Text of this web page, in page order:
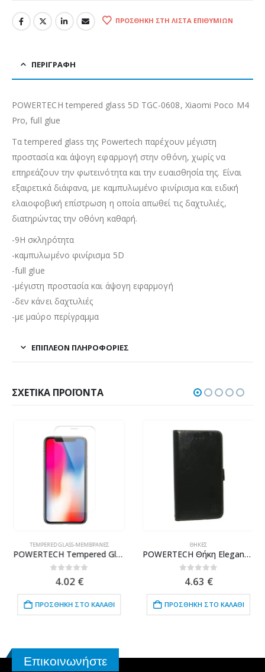
ΠΡΟΣΘΉΚΗ ΣΤΗ ΛΊΣΤΑ ΕΠΙΘΥΜΙΏΝ
ΠΕΡΙΓΡΑΦΉ
POWERTECH tempered glass 5D TGC-0608, Xiaomi Poco M4
Pro, full glue
Τα tempered glass της Powertech παρέχουν μέγιστη
προστασία και άψογη εφαρμογή στην οθόνη, χωρίς να
επηρεάζουν την φωτεινότητα και την ευαισθησία της. Είναι
εξαιρετικά διάφανα, με καμπυλωμένο φινίρισμα και ειδική
ελαιοφοβική επίστρωση η οποία απωθεί τις δαχτυλιές,
διατηρώντας την οθόνη καθαρή.
-9H σκληρότητα
-καμπυλωμένο φινίρισμα 5D
-full glue
-μέγιστη προστασία και άψογη εφαρμογή
-δεν κάνει δαχτυλιές
-με μαύρο περίγραμμα
ΕΠΙΠΛΈΟΝ ΠΛΗΡΟΦΟΡΊΕΣ
ΣΧΕΤΙΚΆ ΠΡΟΪΌΝΤΑ
TEMPERED GLASS-ΜΕΜΒΡΆΝΕΣ
POWERTECH Tempered Glass ELAIO 2.5 Curved για Apple iPhone X, Clear
out of 5
4.02 €
ΠΡΟΣΘΉΚΗ ΣΤΟ ΚΑΛΆΘΙ
ΘΉΚΕΣ
POWERTECH Θήκη Elegance Leather για Leagoo M8/M8 Pro, Black
out of 5
4.63 €
ΠΡΟΣΘΉΚΗ ΣΤΟ ΚΑΛΆΘΙ
Επικοινωνήστε